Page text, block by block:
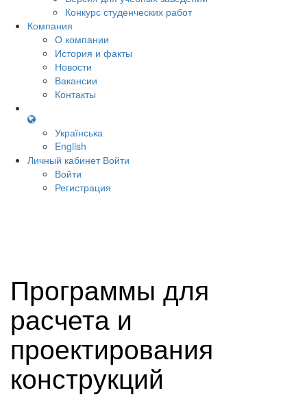
Конкурс студенческих работ
Компания
О компании
История и факты
Новости
Вакансии
Контакты
Українська
English
Личный кабинет Войти
Войти
Регистрация
Программы для
расчета и
проектирования
конструкций